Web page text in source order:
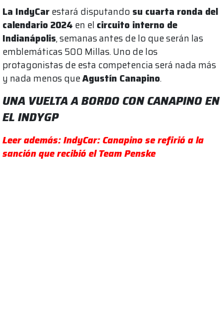
La IndyCarestará disputando su cuarta ronda del
calendario 2024 en el circuito interno de
Indianápolis, semanas antes de lo que serán las
emblemáticas 500 Millas. Uno de los
protagonistas de esta competencia será nada más
y nada menos queAgustín Canapino.
UNA VUELTA A BORDO CON CANAPINO EN
EL INDYGP
Leer además: IndyCar: Canapino se refirió a la
sanción que recibió el Team Penske